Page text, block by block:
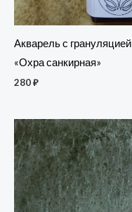
Акварель с грануляцией
«Охра санкирная»
280₽